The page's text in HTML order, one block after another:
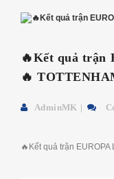
🔥Kết quả trận
🔥
AdminMK
🔥Kết quả trận EUROPA